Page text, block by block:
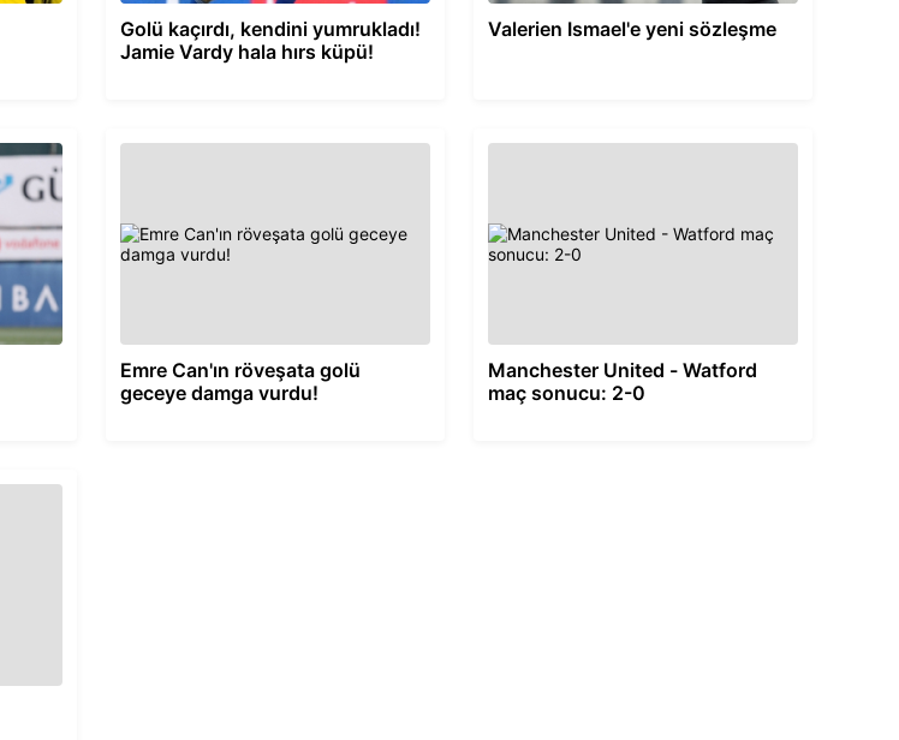
Golü kaçırdı, kendini yumrukladı!
Jamie Vardy hala hırs küpü!
Valerien Ismael'e yeni sözleşme
Emre Can'ın röveşata golü
geceye damga vurdu!
Manchester United - Watford
maç sonucu: 2-0